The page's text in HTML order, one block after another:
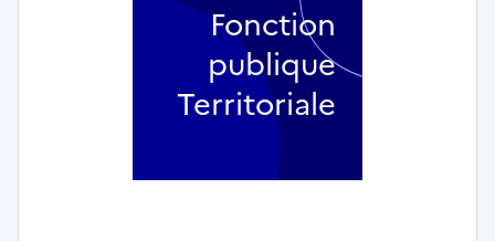
Fonction
publique
Territoriale